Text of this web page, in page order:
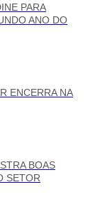
PARA
ANO DO
ENCERRA NA
BOAS
SETOR